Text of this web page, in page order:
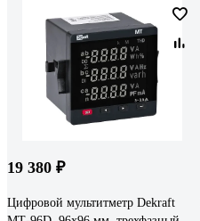
19 380 ₽
Цифровой мультитметр Dekraft